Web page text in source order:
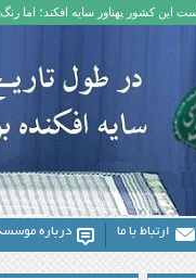
کشور پهناور سایه افکند؛ اما رنگ
ارتباط با ما درباره